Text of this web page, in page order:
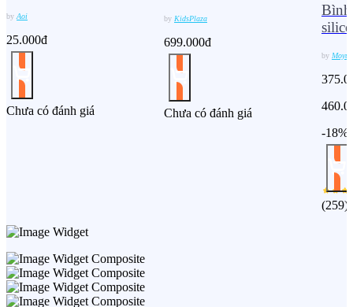
by Aoi
25.000đ
Chưa có đánh giá
by KidsPlaza
699.000đ
Chưa có đánh giá
by
-18%
(259)